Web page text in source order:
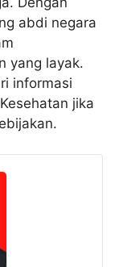
abdi negara
yang layak.
informasi
jika